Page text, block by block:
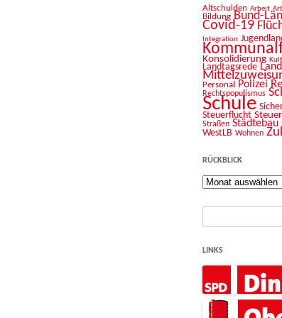
Altschulden Arbeit
Bildung Bund-
Covid-19
Integration
Konsolidierung
Landtagsrede
Personal Polizei
Rechtspopulismus
Schule
Steuerflucht
Straßen Städtebau
WestLB Wohnen
RÜCKBLICK
Rückblick
Suche
LINKS